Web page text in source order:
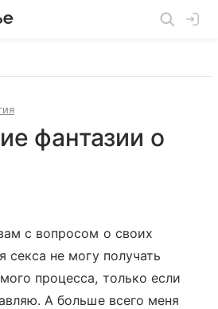
фантазии о
с вопросом о своих
секса не могу получать
процесса, только если
А больше всего меня